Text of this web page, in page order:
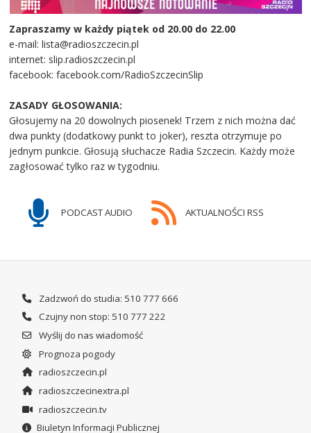
Zapraszamy w każdy piątek od 20.00 do 22.00
e-mail: lista@radioszczecin.pl
internet: slip.radioszczecin.pl
facebook: facebook.com/RadioSzczecinSlip
ZASADY GŁOSOWANIA:
Głosujemy na 20 dowolnych piosenek! Trzem z nich można dać
dwa punkty (dodatkowy punkt to joker), reszta otrzymuje po
jednym punkcie. Głosują słuchacze Radia Szczecin. Każdy może
zagłosować tylko raz w tygodniu.
PODCAST AUDIO AKTUALNOŚCI RSS
Zadzwoń do studia: 510 777 666
Czujny non stop: 510 777 222
Wyślij do nas wiadomość
Prognoza pogody
radioszczecin.pl
radioszczecinextra.pl
radioszczecin.tv
Biuletyn Informacji Publicznej